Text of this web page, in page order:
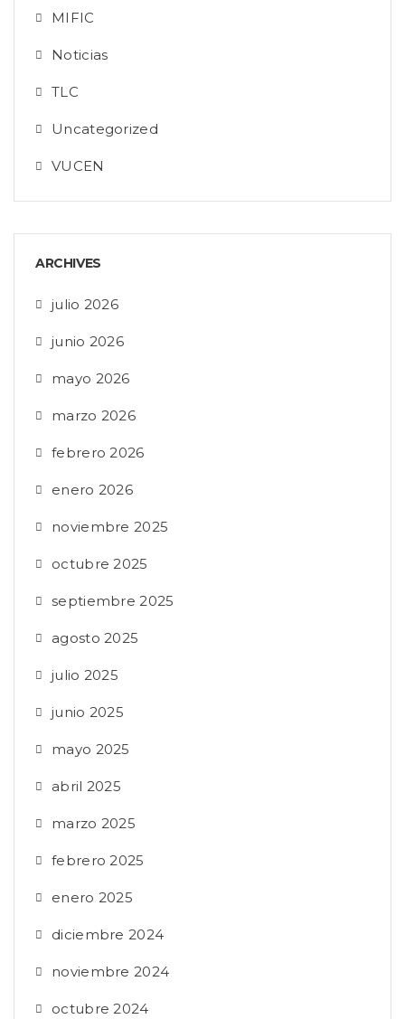
MIFIC
Noticias
TLC
Uncategorized
VUCEN
ARCHIVES
julio 2026
junio 2026
mayo 2026
marzo 2026
febrero 2026
enero 2026
noviembre 2025
octubre 2025
septiembre 2025
agosto 2025
julio 2025
junio 2025
mayo 2025
abril 2025
marzo 2025
febrero 2025
enero 2025
diciembre 2024
noviembre 2024
octubre 2024